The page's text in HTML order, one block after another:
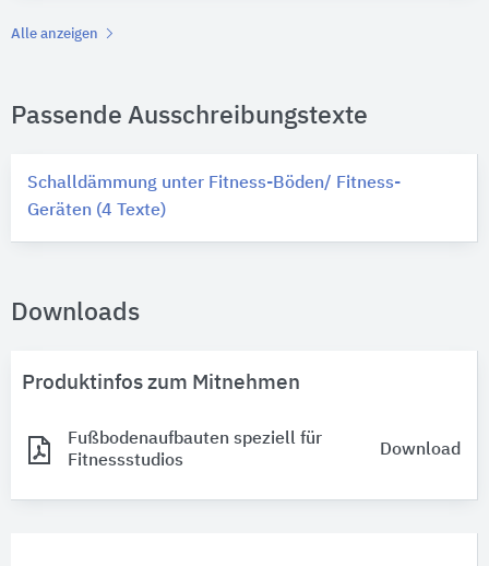
Alle anzeigen
Passende Ausschreibungstexte
Schalldämmung unter Fitness-Böden/ Fitness-
Geräten (4 Texte)
Downloads
Produktinfos zum Mitnehmen
Fußbodenaufbauten speziell für
Fitnessstudios
Download